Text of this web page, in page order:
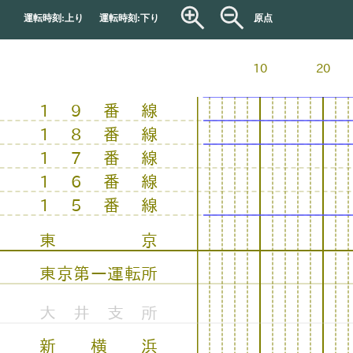
運転時刻:上り 運転時刻:下り 原点
10 20
19番線
18番線
17番線
16番線
15番線
東京
東京第一運転所
大井支所
新横浜